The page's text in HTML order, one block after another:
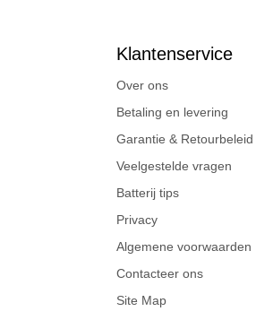
Klantenservice
Over ons
Betaling en levering
Garantie & Retourbeleid
Veelgestelde vragen
Batterij tips
Privacy
Algemene voorwaarden
Contacteer ons
Site Map